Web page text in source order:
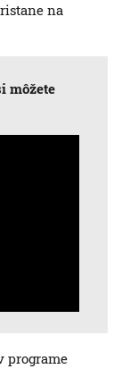
na
môžete
programe